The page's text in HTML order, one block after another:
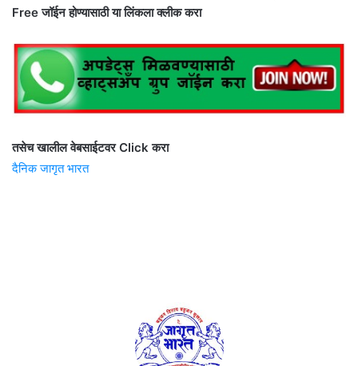
Free जॉईन होण्यासाठी या लिंकला क्लीक करा
तसेच खालील वेबसाईटवर Click करा
दैनिक जागृत भारत